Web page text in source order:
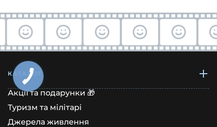
КАТАЛОГ
Акції та подарунки 🎁
Туризм та мілітарі
Джерела живлення